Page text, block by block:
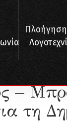
Πλοήγηση
στο νεκρό
–
τη